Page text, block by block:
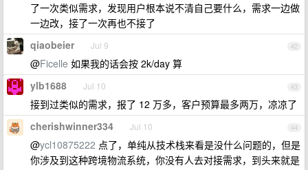
了一次类似需求，发现用户根本说不清自己要什么，需求一边做
一边改，接了一次再也不接了
42
qiaobeier Jul 9
@Ficelle 如果我的话会按 2k/day 算
43
ylb1688 Jul 10
接到过类似的需求，报了 12 万多，客户预算最多两万，凉凉了
44
cherishwinner334 Jul 10
@ycl10875222 点了，单纯从技术栈来看是没什么问题的，但是
你涉及到这种跨境物流系统，你没有人去对接需求，到头来就是